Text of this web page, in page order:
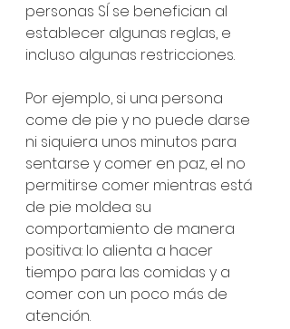
personas SÍ se benefician al
establecer algunas reglas, e
incluso algunas restricciones.
Por ejemplo, si una persona
come de pie y no puede darse
ni siquiera unos minutos para
sentarse y comer en paz, el no
permitirse comer mientras está
de pie moldea su
comportamiento de manera
positiva: lo alienta a hacer
tiempo para las comidas y a
comer con un poco más de
atención.